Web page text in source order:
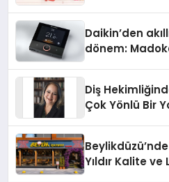
Daikin’den
dönem:
Diş
Çok Yönlü Bir
Yıldır Kalite